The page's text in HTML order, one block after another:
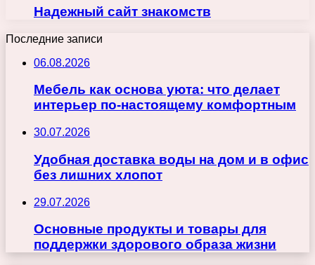
Надежный сайт знакомств
Последние записи
06.08.2026
Мебель как основа уюта: что делает
интерьер по-настоящему комфортным
30.07.2026
Удобная доставка воды на дом и в офис
без лишних хлопот
29.07.2026
Основные продукты и товары для
поддержки здорового образа жизни